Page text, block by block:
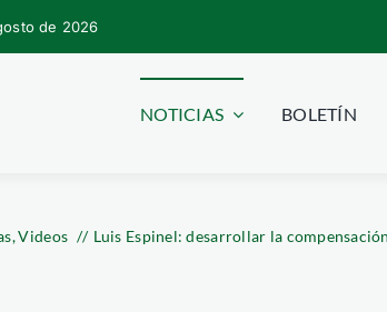
de 2026
NOTICIAS BOLETÍN
Videos Luis Espinel: desarrollar la